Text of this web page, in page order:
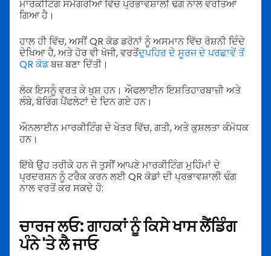
ਮਾਰਕੀਟਿੰਗ ਸਮੱਗਰੀਆਂ ਵਿੱਚ ਪ੍ਰਭਾਵਸ਼ਾਲੀ ਢੰਗ ਨਾਲ ਵਰਤਿਆ
ਗਿਆ ਹੈ।
ਹਾਲ ਹੀ ਵਿੱਚ, ਅਸੀਂ QR ਕੋਡ ਡਰੋਨਾਂ ਨੂੰ ਅਸਮਾਨ ਵਿੱਚ ਰੋਸ਼ਨੀ ਦਿੰਦੇ
ਦੇਖਿਆ ਹੈ, ਅਤੇ ਹੋਰ ਵੀ ਖੋਜੀ, ਵਰਤੋਂਦੁਪਹਿਰ ਦੇ ਸੂਰਜ ਦੇ ਪਰਛਾਵੇਂ ਤੋਂ
QR ਕੋਡਬਜ਼ ਬਣਾ ਦਿੱਤੀ।
ਲੋਕ ਇਸਨੂੰ ਵਰਤ ਕੇ ਖੁਸ਼ ਹਨ। ਔਫਲਾਈਨ ਇਸ਼ਤਿਹਾਰਬਾਜ਼ੀ ਅਤੇ
ਲੰਬੇ, ਬੋਰਿੰਗ ਪੈਂਫਲੇਟਾਂ ਦੇ ਦਿਨ ਗਏ ਹਨ।
ਔਨਲਾਈਨ ਮਾਰਕੀਟਿੰਗ ਦੇ ਖੇਤਰ ਵਿੱਚ, ਗਤੀ, ਅਤੇ ਕੁਸ਼ਲਤਾ ਕੰਮੋਧਕ
ਹਨ।
ਇੱਥੇ ਉਹ ਤਰੀਕੇ ਹਨ ਜੋ ਤੁਸੀਂ ਆਪਣੇ ਮਾਰਕੀਟਿੰਗ ਮੁਹਿੰਮਾਂ ਦੇ
ਪ੍ਰਦਰਸ਼ਨ ਨੂੰ ਟਰੈਕ ਕਰਨ ਲਈ QR ਕੋਡਾਂ ਦੀ ਪ੍ਰਭਾਵਸ਼ਾਲੀ ਢੰਗ
ਨਾਲ ਵਰਤੋਂ ਕਰ ਸਕਦੇ ਹੋ:
ਚਾਰਜ ਲਓ: ਗਾਹਕਾਂ ਨੂੰ ਕਿਸੇ ਖਾਸ ਲੈਂਡਿੰਗ
ਪੰਨੇ 'ਤੇ ਲੈ ਜਾਓ